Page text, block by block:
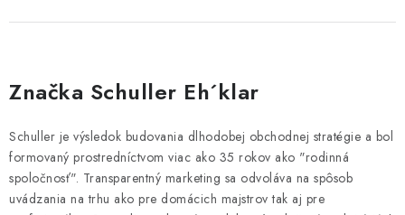
Značka Schuller Eh´klar
Schuller je výsledok budovania dlhodobej obchodnej stratégie a bol
formovaný prostredníctvom viac ako 35 rokov ako "rodinná
spoločnosť". Transparentný marketing sa odvoláva na spôsob
uvádzania na trhu ako pre domácich majstrov tak aj pre